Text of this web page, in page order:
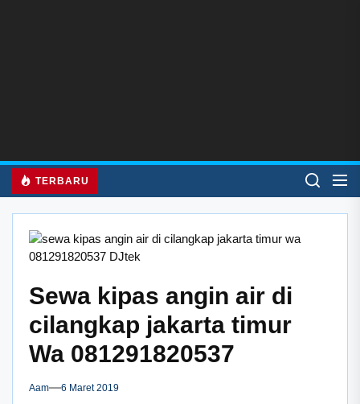
TERBARU
Sewa kipas angin air di
cilangkap jakarta timur
Wa 081291820537
Aam 6 Maret 2019